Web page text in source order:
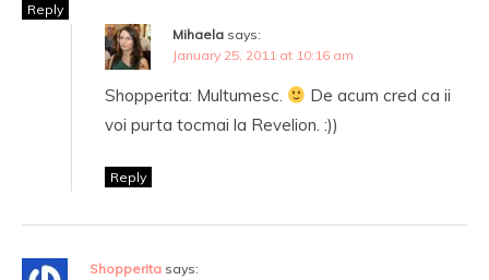
Reply
Mihaela says:
January 25, 2011 at 10:16 am
Shopperita: Multumesc.
De acum cred ca ii
voi purta tocmai la Revelion. :))
Reply
Shopperita says: